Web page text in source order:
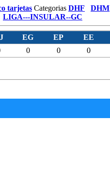
tarjetas Categorias DHF DHM
LIGA---INSULAR--GC
EG EP EE
0 0 0